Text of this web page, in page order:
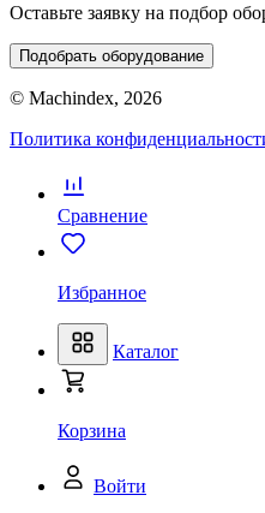
Оставьте заявку на подбор
Подобрать оборудование
© Machindex, 2026
Политика
Сравнение
Избранное
Каталог
Корзина
Войти